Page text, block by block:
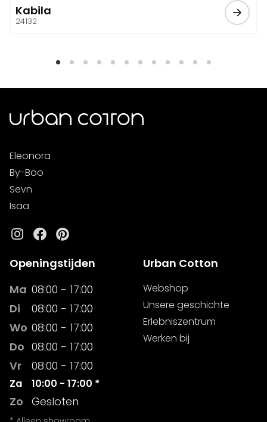
Kabila
24132
Eleonora
By-Boo
Sevn
Isaa
Instagram
Facebook
Pinterest
Openingstijden
Ma 08:00 - 17:00
Di
08:00 - 17:00
Wo 08:00 - 17:00
Do 08:00 - 17:00
Vr
08:00 - 17:00
Za 10:00 - 17:00 *
Zo Gesloten
Urban Cotton
Webshop
Unsere geschichte
Erlebniszentrum
Werken bij